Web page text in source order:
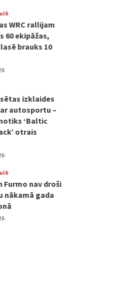
WRC rallijam
60 ekipāžas,
brauks 10
izklaides
autosportu –
‘Baltic
otrais
Furmo nav droši
nākamā gada